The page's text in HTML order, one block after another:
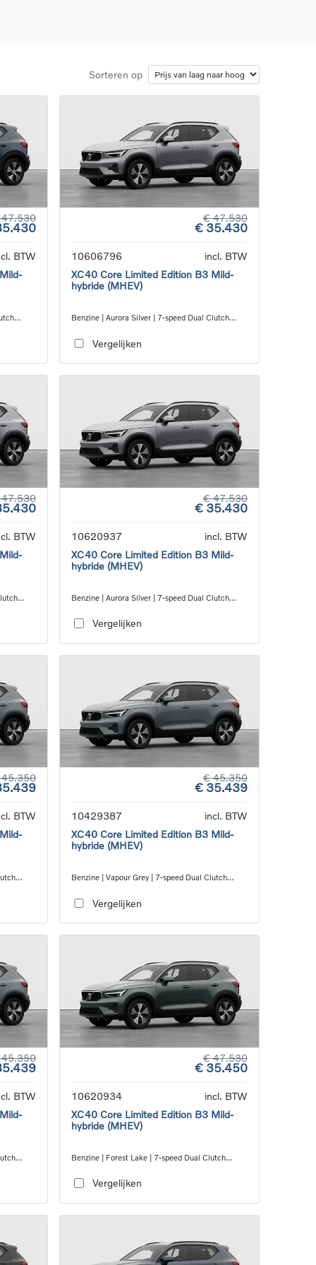
Sorteren op
BTW
€ 47.530
€ 35.430
10606796
incl. BTW
XC40 Core Limited Edition B3 Mild-
hybride (MHEV)
Benzine | Aurora Silver | 7-speed Dual Clutch
Vergelijken
BTW
€ 47.530
€ 35.430
10620937
incl. BTW
XC40 Core Limited Edition B3 Mild-
hybride (MHEV)
Benzine | Aurora Silver | 7-speed Dual Clutch
Vergelijken
BTW
€ 45.350
€ 35.439
10429387
incl. BTW
XC40 Core Limited Edition B3 Mild-
hybride (MHEV)
Benzine | Vapour Grey | 7-speed Dual Clutch
Vergelijken
BTW
€ 47.530
€ 35.450
10620934
incl. BTW
XC40 Core Limited Edition B3 Mild-
hybride (MHEV)
Benzine | Forest Lake | 7-speed Dual Clutch
Vergelijken